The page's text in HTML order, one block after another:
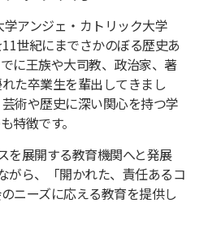
アンジェ・カトリック大学
11世紀にまでさかのぼる歴史あ
に王族や大司教、政治家、著
た卒業生を輩出してきまし
術や歴史に深い関心を持つ学
特徴です。
を展開する教育機関へと発展
がら、「開かれた、責任あるコ
ニーズに応える教育を提供し